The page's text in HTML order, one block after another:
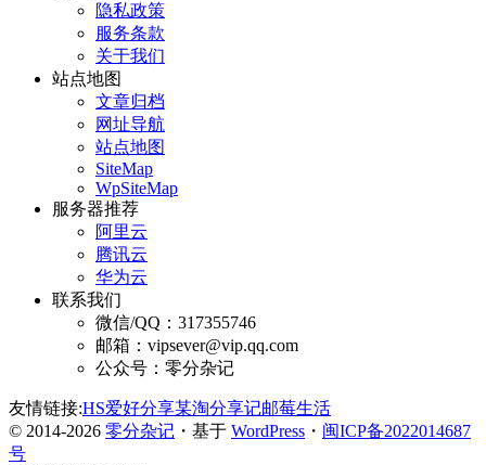
隐私政策
服务条款
关于我们
站点地图
文章归档
网址导航
站点地图
SiteMap
WpSiteMap
服务器推荐
阿里云
腾讯云
华为云
联系我们
微信/QQ：317355746
邮箱：vipsever@vip.qq.com
公众号：零分杂记
友情链接:HS爱好分享某淘分享记邮莓生活
© 2014-2026 零分杂记 ・基于 WordPress ・ 闽ICP备2022014687
号